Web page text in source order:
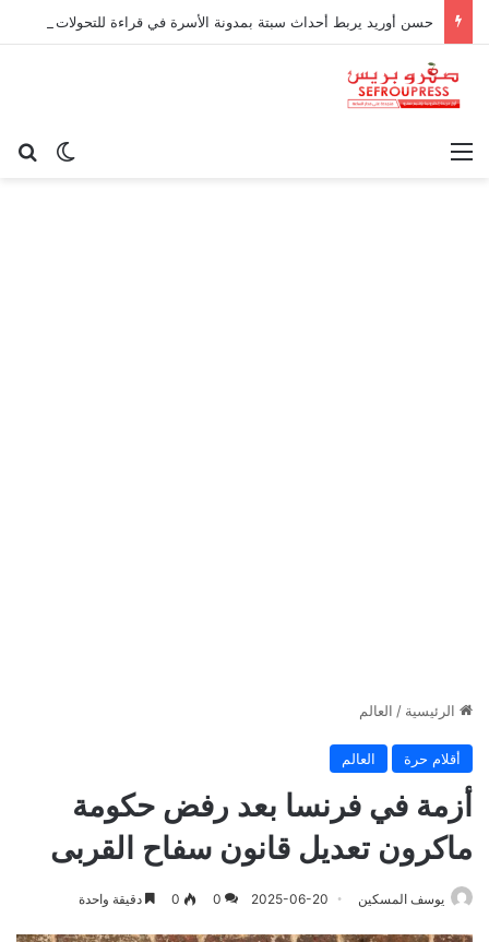
الوضع القائمة
الرئيسية / العالم
أقلام حرة العالم
أزمة في فرنسا بعد رفض حكومة
ماكرون تعديل قانون سفاح القربى
يوسف المسكين 2025-06-20
0
0 دقيقة واحدة